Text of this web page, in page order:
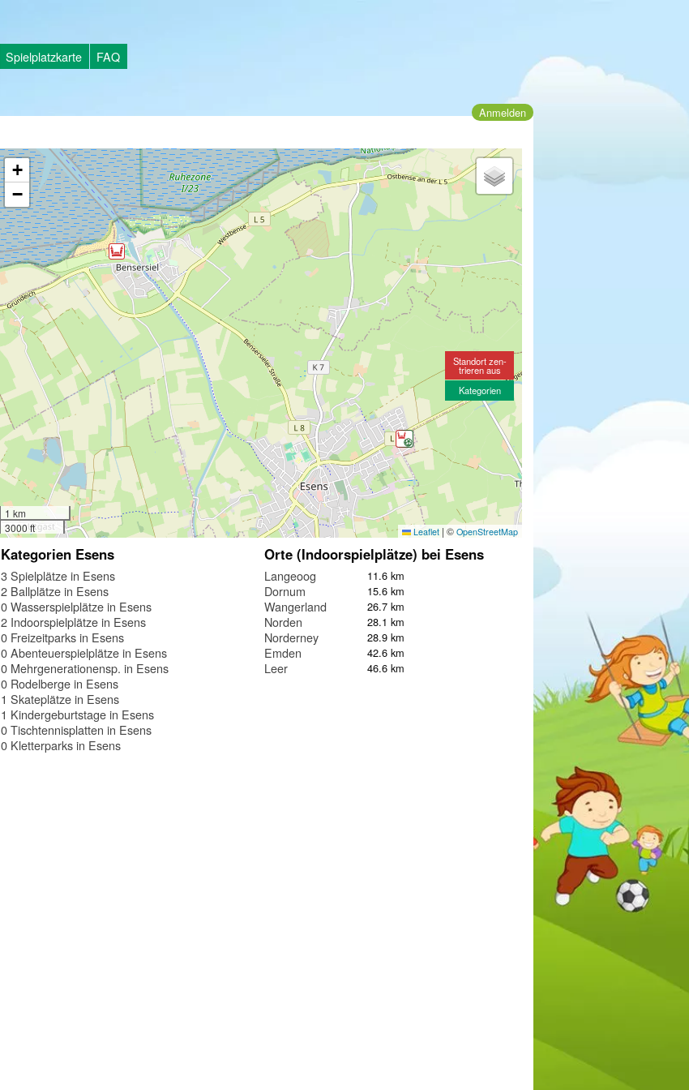
Spielplatzkarte FAQ
Anmelden
+
−
1 km
3000 ft
Leaflet | © OpenStreetMap
Standort zen-
trieren aus
Kategorien
Kategorien Esens
3 Spielplätze in Esens
2 Ballplätze in Esens
0 Wasserspielplätze in Esens
2 Indoorspielplätze in Esens
0 Freizeitparks in Esens
0 Abenteuerspielplätze in Esens
0 Mehrgenerationensp. in Esens
0 Rodelberge in Esens
1 Skateplätze in Esens
1 Kindergeburtstage in Esens
0 Tischtennisplatten in Esens
0 Kletterparks in Esens
Orte (Indoorspielplätze) bei Esens
Langeoog 11.6 km
Dornum 15.6 km
Wangerland 26.7 km
Norden 28.1 km
Norderney 28.9 km
Emden 42.6 km
Leer 46.6 km